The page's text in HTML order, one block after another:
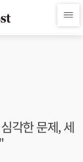
각한 문제, 세